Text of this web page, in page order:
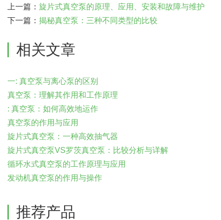
上一篇： 旋片式真空泵的原理、应用、安装和故障与维护
下一篇： 揭秘真空泵：三种不同类型的比较
相关文章
一: 真空泵与离心泵的区别
真空泵：理解其作用和工作原理
: 真空泵：如何高效地运作
真空泵的作用与应用
旋片式真空泵：一种高效抽气器
旋片式真空泵VS罗茨真空泵：比较分析与详解
循环水式真空泵的工作原理与应用
发动机真空泵的作用与操作
推荐产品